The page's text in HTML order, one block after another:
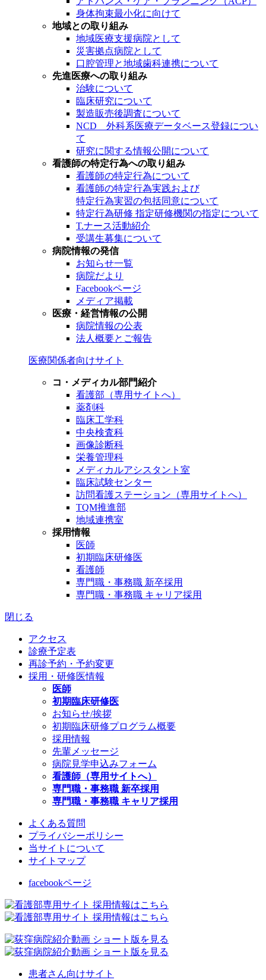
身体拘束最小化に向けて
地域との取り組み
地域医療支援病院として
災害拠点病院として
口腔管理と地域歯科連携について
先進医療への取り組み
治験について
臨床研究について
製造販売後調査について
NCD 外科系医療データベース登録につい
て
研究に関する情報公開について
看護師の特定行為への取り組み
看護師の特定行為について
看護師の特定行為実践および
特定行為実習の包括同意について
特定行為研修 指定研修機関の指定について
T.ナース活動紹介
受講生募集について
病院情報の発信
お知らせ一覧
病院だより
Facebookページ
メディア掲載
医療・経営情報の公開
病院情報の公表
法人概要とご報告
医療関係者向けサイト
コ・メディカル部門紹介
看護部（専用サイトへ）
薬剤科
臨床工学科
中央検査科
画像診断科
栄養管理科
メディカルアシスタント室
臨床試験センター
訪問看護ステーション（専用サイトへ）
TQM推進部
地域連携室
採用情報
医師
初期臨床研修医
看護師
専門職・事務職 新卒採用
専門職・事務職 キャリア採用
閉じる
アクセス
診療予定表
再診予約・予約変更
採用・研修医情報
医師
初期臨床研修医
お知らせ/挨拶
初期臨床研修プログラム概要
採用情報
先輩メッセージ
病院見学申込みフォーム
看護師（専用サイトへ）
専門職・事務職 新卒採用
専門職・事務職 キャリア採用
よくある質問
プライバシーポリシー
当サイトについて
サイトマップ
facebookページ
患者さん向けサイト